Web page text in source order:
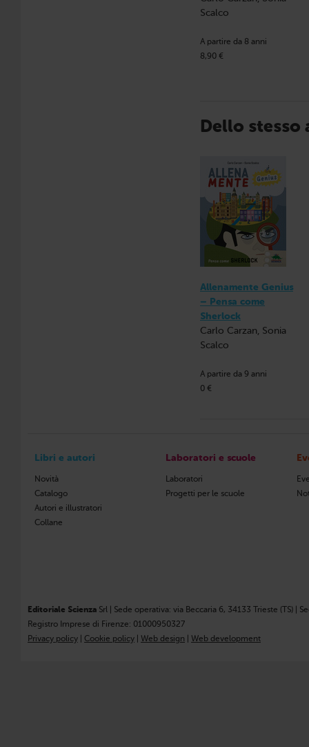
Scalco
A partire da 8 anni
8,90 €
Dello stesso
Allenamente Genius
– Pensa come
Sherlock
Carlo Carzan, Sonia
Scalco
A partire da 9 anni
0 €
Libri e autori
Novità
Catalogo
Autori e illustratori
Collane
Laboratori e scuole
Laboratori
Progetti per le scuole
Editoriale Scienza Srl | Sede operativa: via Beccaria 6, 34133 Trieste (TS) |
Registro Imprese di Firenze: 01000950327
Privacy policy
Cookie policy Web design Web development